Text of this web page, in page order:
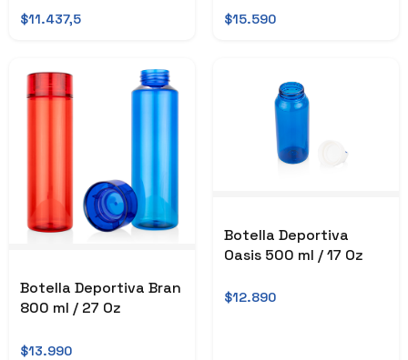
$11.437,5 $15.590
Botella Deportiva Bran
800 ml / 27 Oz
$13.990
Botella Deportiva
Oasis 500 ml / 17 Oz
$12.890